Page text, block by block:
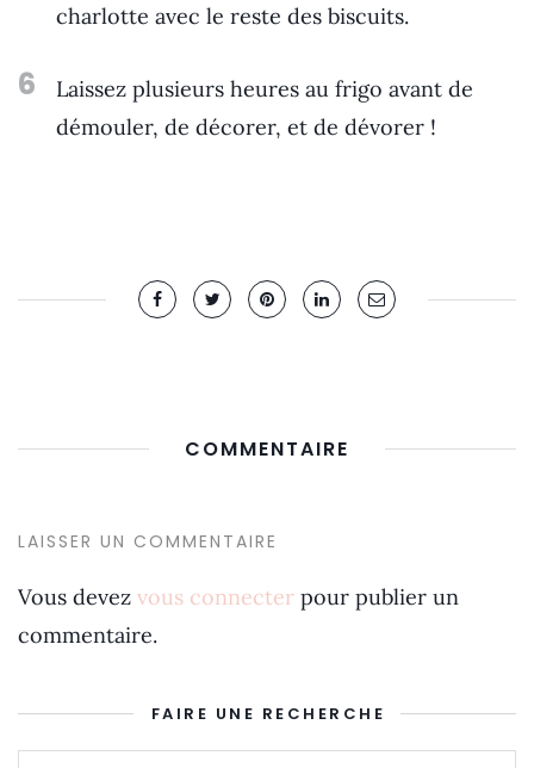
charlotte avec le reste des biscuits.
6
Laissez plusieurs heures au frigo avant de
démouler, de décorer, et de dévorer !
COMMENTAIRE
LAISSER UN COMMENTAIRE
Vous devez vous connecter pour publier un
commentaire.
FAIRE UNE RECHERCHE